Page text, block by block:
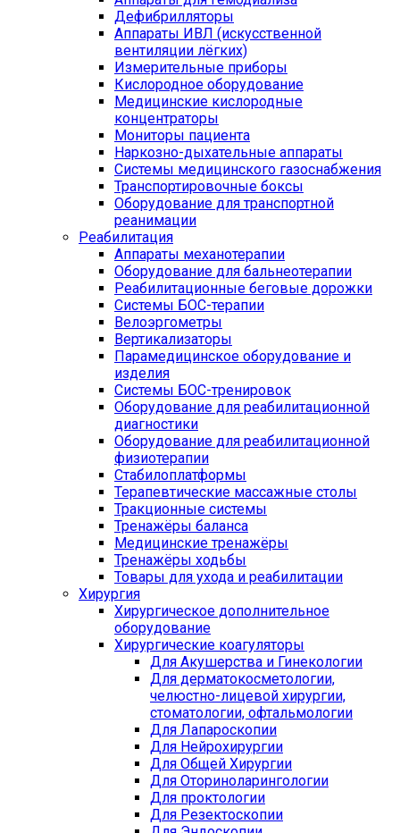
Дефибрилляторы
Аппараты ИВЛ (искусственной
вентиляции лёгких)
Измерительные приборы
Кислородное оборудование
Медицинские кислородные
концентраторы
Мониторы пациента
Наркозно-дыхательные аппараты
Системы медицинского газоснабжения
Транспортировочные боксы
Оборудование для транспортной
реанимации
Реабилитация
Аппараты механотерапии
Оборудование для бальнеотерапии
Реабилитационные беговые дорожки
Системы БОС-терапии
Велоэргометры
Вертикализаторы
Парамедицинское оборудование и
изделия
Системы БОС-тренировок
Оборудование для реабилитационной
диагностики
Оборудование для реабилитационной
физиотерапии
Стабилоплатформы
Терапевтические массажные столы
Тракционные системы
Тренажёры баланса
Медицинские тренажёры
Тренажёры ходьбы
Товары для ухода и реабилитации
Хирургия
Хирургическое дополнительное
оборудование
Хирургические коагуляторы
Для Акушерства и Гинекологии
Для дерматокосметологии,
челюстно-лицевой хирургии,
стоматологии, офтальмологии
Для Лапароскопии
Для Нейрохирургии
Для Общей Хирургии
Для Оториноларингологии
Для проктологии
Для Резектоскопии